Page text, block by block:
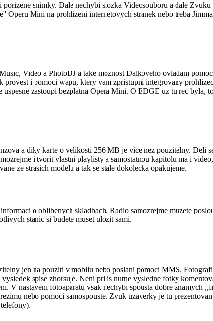
snimky. Dale nechybi slozka Videosouboru a dale
Operu Mini na prohlizeni internetovych stranek nebo treba
Video a PhotoDJ a take moznost Dalkoveho ovladani
i pomoci wapu, ktery vam zpristupni integrovany
zastoupi bezplatna Opera Mini. O EDGE uz tu rec byla,
a diky karte o velikosti 256 MB je vice nez pouzitelny. Deli
i tvorit vlastni playlisty a samostatnou kapitolu ma i
ze strasich modelu a tak se stale dokolecka opakujeme.
o oblibenych skladbach. Radio samozrejme muzete
stanic si budete muset ulozit sami.
jen na pouziti v mobilu nebo poslani pomoci MMS.
spise zhorsuje. Neni prilis nutne vysledne fotky
V nastaveni fotoaparatu vsak nechybi spousta dobre znamych
nebo pomoci samospouste. Zvuk uzaverky je tu